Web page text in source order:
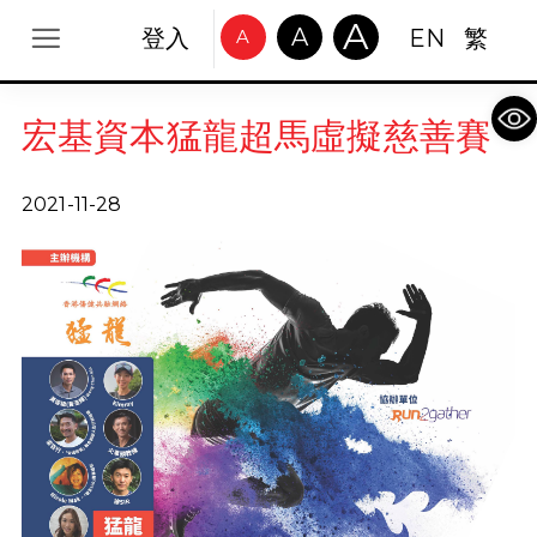
登入 A A A EN 繁
宏基資本猛龍超馬虛擬慈善賽
2021-11-28